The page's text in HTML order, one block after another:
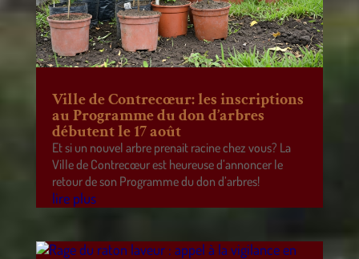
Ville de Contrecœur: les inscriptions
au Programme du don d’arbres
débutent le 17 août
Et si un nouvel arbre prenait racine chez vous? La
Ville de Contrecœur est heureuse d’annoncer le
retour de son Programme du don d’arbres!
lire plus